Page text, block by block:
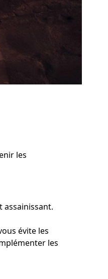
les
assainissant.
évite les
les